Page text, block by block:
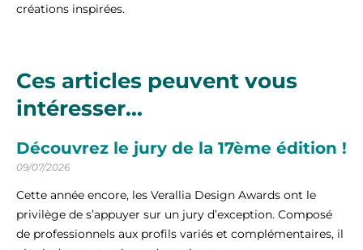
créations inspirées.
Ces articles peuvent vous
intéresser...
Découvrez le jury de la 17ème édition !
09/07/2026
Cette année encore, les Verallia Design Awards ont le
privilège de s’appuyer sur un jury d’exception. Composé
de professionnels aux profils variés et complémentaires, il